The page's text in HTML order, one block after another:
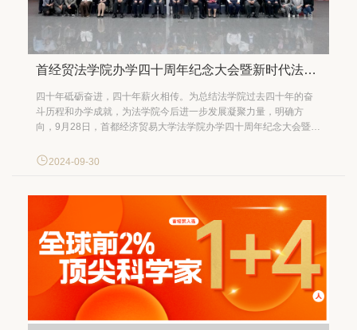
首经贸法学院办学四十周年纪念大会暨新时代法学学科创新发展高端论坛成功举办
四十年砥砺奋进，四十年薪火相传。为总结法学院过去四十年的奋
斗历程和办学成就，为法学院今后进一步发展凝聚力量，明确方
向，9月28日，首都经济贸易大学法学院办学四十周年纪念大会暨新
四十周年纪念大会在琢玉讲堂举办。校党委书记王文举，党委常
2024-09-30